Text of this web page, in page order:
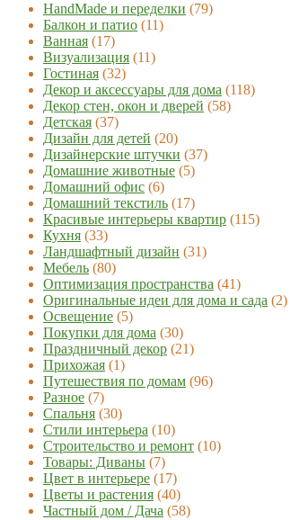
HandMade и переделки (79)
Балкон и патио (11)
Ванная (17)
Визуализация (11)
Гостиная (32)
Декор и аксессуары для дома (118)
Декор стен, окон и дверей (58)
Детская (37)
Дизайн для детей (20)
Дизайнерские штучки (37)
Домашние животные (5)
Домашний офис (6)
Домашний текстиль (17)
Красивые интерьеры квартир (115)
Кухня (33)
Ландшафтный дизайн (31)
Мебель (80)
Оптимизация пространства (41)
Оригинальные идеи для дома и сада (2)
Освещение (5)
Покупки для дома (30)
Праздничный декор (21)
Прихожая (1)
Путешествия по домам (96)
Разное (7)
Спальня (30)
Стили интерьера (10)
Строительство и ремонт (10)
Товары: Диваны (7)
Цвет в интерьере (17)
Цветы и растения (40)
Частный дом / Дача (58)